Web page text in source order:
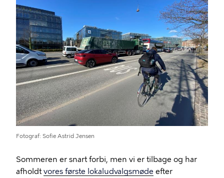
Fotograf Sofie Astrid Jensen
Sommeren er snart forbi, men vi er tilbage og har
afholdtvores første lokaludvalgsmøde efter